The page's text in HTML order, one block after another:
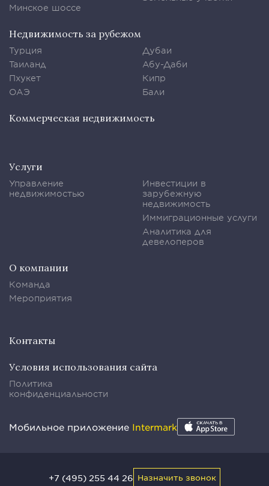
Минское шоссе
Недвижимость за рубежом
Турция
Таиланд
Пхукет
ОАЭ
Дубаи
Абу-Даби
Кипр
Бали
Коммерческая недвижимость
Услуги
Управление
недвижимостью
Инвестиции в
зарубежную
недвижимость
Иммиграционные услуги
Аналитика для
девелоперов
О компании
Команда
Мероприятия
Контакты
Условия использования сайта
Политика
конфиденциальности
Мобильное приложение Intermark
+7 (495) 255 44 26 Назначить звонок